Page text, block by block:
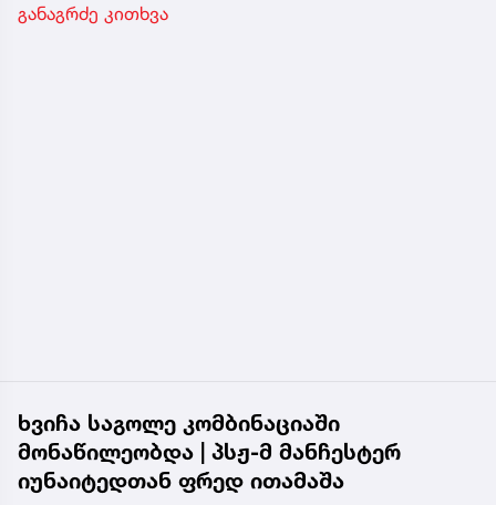
განაგრძე კითხვა
ხვიჩა საგოლე კომბინაციაში
მონაწილეობდა | პსჟ-მ მანჩესტერ
იუნაიტედთან ფრედ ითამაშა